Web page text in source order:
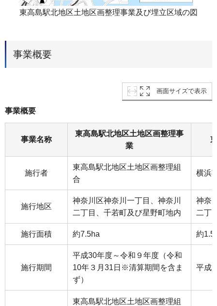
東高島駅北地区土地区画整理事業及び埋立区域の図
事業概要
画面サイズで表示
事業概要
事業名称
東高島駅北地区土地区画整理事
業
施行者
東高島駅北地区土地区画整理組
合
横浜
施行地区
神奈川区神奈川一丁目、神奈川
二丁目、千若町及び星野町地内
神奈
二丁
施行面積 約7.5ha 約
施行期間
平成30年度～令和９年度（令和
10年３月31日※清算期間を含ま
ず）
平成
東高島駅北地区土地区画整理組